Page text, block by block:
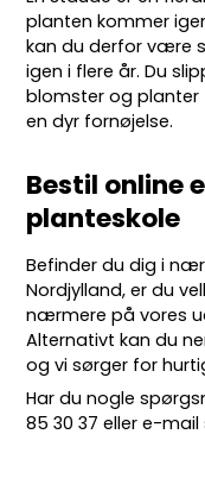
planten kommer
kan du derfor være
igen i flere år. Du
blomster og planter
en dyr fornøjelse.
Bestil online
planteskole
Befinder du dig i
Nordjylland, er du
nærmere på vores
Alternativt kan du
og vi sørger for
Har du nogle
85 30 37 eller e-mail